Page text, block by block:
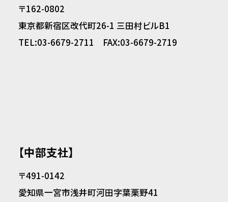
〒162-0802
東京都新宿区改代町26-1 三田村ビルB1
TEL:03-6679-2711 FAX:03-6679-2719
【中部支社】
〒491-0142
愛知県一宮市浅井町河田字葉栗野41